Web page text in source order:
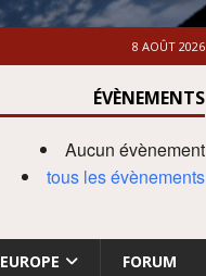
8 AOÛT 2026
ÉVÈNEMENTS
Aucun évènement
tous les évènements
EUROPE FORUM